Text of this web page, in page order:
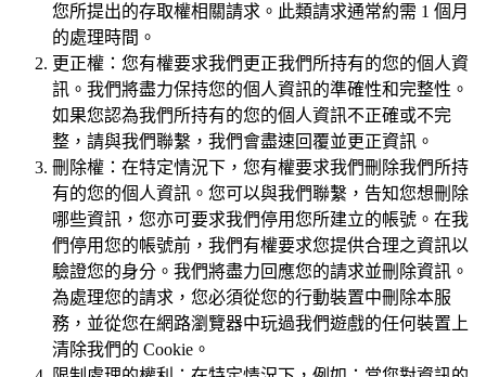
您所提出的存取權相關請求。此類請求通常約需 1 個月
的處理時間。
更正權：您有權要求我們更正我們所持有的您的個人資
訊。我們將盡力保持您的個人資訊的準確性和完整性。
如果您認為我們所持有的您的個人資訊不正確或不完
整，請與我們聯繫，我們會盡速回覆並更正資訊。
刪除權：在特定情況下，您有權要求我們刪除我們所持
有的您的個人資訊。您可以與我們聯繫，告知您想刪除
哪些資訊，您亦可要求我們停用您所建立的帳號。在我
們停用您的帳號前，我們有權要求您提供合理之資訊以
驗證您的身分。我們將盡力回應您的請求並刪除資訊。
為處理您的請求，您必須從您的行動裝置中刪除本服
務，並從您在網路瀏覽器中玩過我們遊戲的任何裝置上
清除我們的 Cookie。